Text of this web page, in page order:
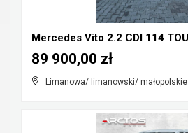
Limanowa/ limanowski/ małopolskie
89 900,00 zł